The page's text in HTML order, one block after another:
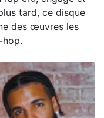
tard, ce disque
des œuvres les